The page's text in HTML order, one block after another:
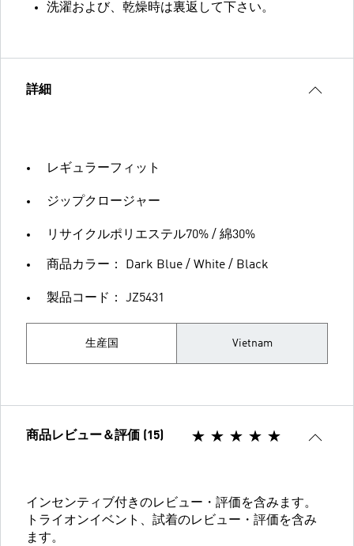
洗濯および、乾燥時は裏返して下さい。
詳細
レギュラーフィット
ジップクロージャー
リサイクルポリエステル70% / 綿30%
商品カラー： Dark Blue / White / Black
製品コード： JZ5431
生産国 Vietnam
商品レビュー＆評価 (15)
インセンティブ付きのレビュー・評価を含みます。
トライオンイベント、試着のレビュー・評価を含み
ます。